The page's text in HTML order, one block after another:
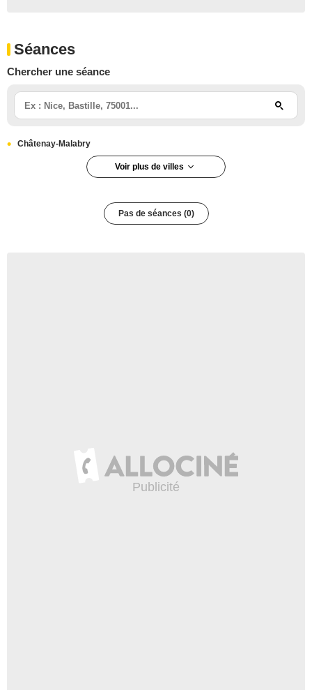
Séances
Chercher une séance
Châtenay-Malabry
Voir plus de villes
Pas de séances (0)